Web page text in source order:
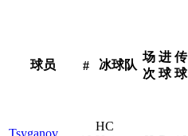
球员 # 冰球队
场
次
进
球
传
球
HC